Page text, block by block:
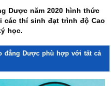
Dược năm 2020 hình thức
các thí sinh đạt trình độ Cao
học.
đẳng Dược phù hợp với tất cả